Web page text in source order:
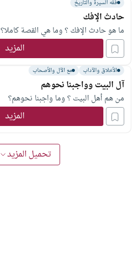
الجمل؟
فقه السيرة والتاريخ
حادث الإفك
ما هو حادث الإفك ؟ وما هي القصة كاملا؟
المزيد
الأخلاق والآداب مع الآل والأصحاب
آل البيت وواجبنا نحوهم
من هم أهل البيت ؟ وما واجبنا نحوهم؟
المزيد
تحميل المزيد